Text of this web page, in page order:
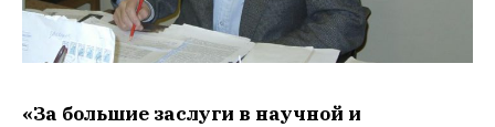
«За большие заслуги в научной и